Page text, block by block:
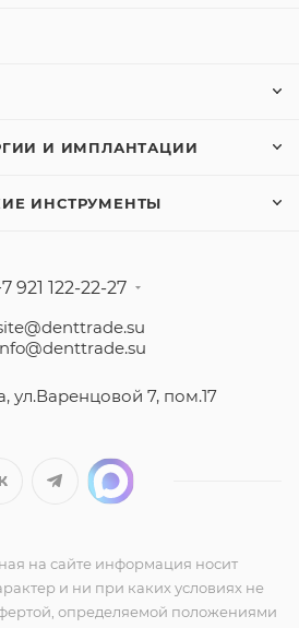
И ИМПЛАНТАЦИИ
ИНСТРУМЕНТЫ
921 122-22-27
ул.Варенцовой 7, пом.17
на сайте информация носит
и ни при каких условиях не
определяемой положениями